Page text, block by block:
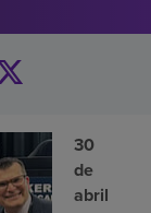
30
de
abril